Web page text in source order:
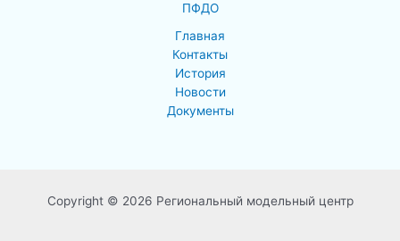
ПФДО
Главная
Контакты
История
Новости
Документы
Copyright © 2026 Региональный модельный центр